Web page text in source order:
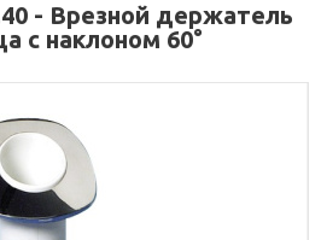
- Врезной держатель
с наклоном 60°